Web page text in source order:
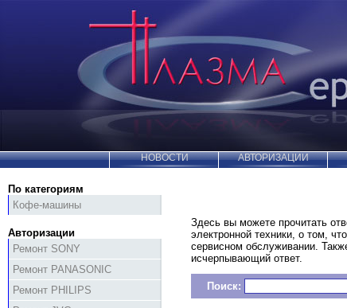
НОВОСТИ АВТОРИЗАЦИИ
По категориям
Кофе-машины
Авторизации
Ремонт SONY
Ремонт PANASONIC
Ремонт PHILIPS
Здесь вы можете прочитать
электронной техники, о том,
сервисном обслуживании.
исчерпывающий ответ.
Поиск: